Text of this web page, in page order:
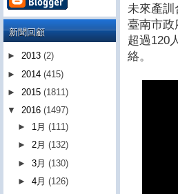
未來產
臺南市政
超過120
絡。
新聞回顧
► 2013 (2)
► 2014 (415)
► 2015 (1811)
▼ 2016 (1497)
► 1月(111)
►2月(132)
►3月(130)
►4月(126)